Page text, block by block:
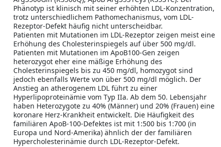
Phänotyp ist klinisch mit seiner erhöhten LDL-Konzentration,
trotz unterschiedlichem Pathomechanismus, vom LDL-
Rezeptor-Defekt häufig nicht unterscheidbar.
Patienten mit Mutationen im LDL-Rezeptor zeigen meist eine
Erhöhung des Cholesterinspiegels auf über 500 mg/dl.
Patienten mit Mutationen im ApoB100-Gen zeigen
heterozygot eher eine mäßige Erhöhung des
Cholesterinspiegels bis zu 450 mg/dl, homozygot sind
jedoch ebenfalls Werte von über 500 mg/dl möglich. Der
Anstieg an atherogenem LDL führt zu einer
Hyperlipoproteinämie vom Typ IIa. Ab dem 50. Lebensjahr
haben Heterozygote zu 40% (Männer) und 20% (Frauen) eine
koronare Herz-Krankheit entwickelt. Die Häufigkeit des
familiären ApoB-100-Defektes ist mit 1:500 bis 1:700 (in
Europa und Nord-Amerika) ähnlich der der familiären
Hypercholesterinämie durch LDL-Rezeptor-Defekt.